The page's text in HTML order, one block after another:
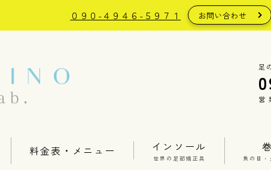
０９０-４９４６-５９７１ お問い合わせ
足
営
料金表・メニュー インソール
世界の足部矯正具 魚の目・